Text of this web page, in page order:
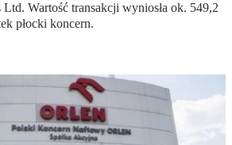
Wartość transakcji wyniosła ok. 549,2
płocki koncern.